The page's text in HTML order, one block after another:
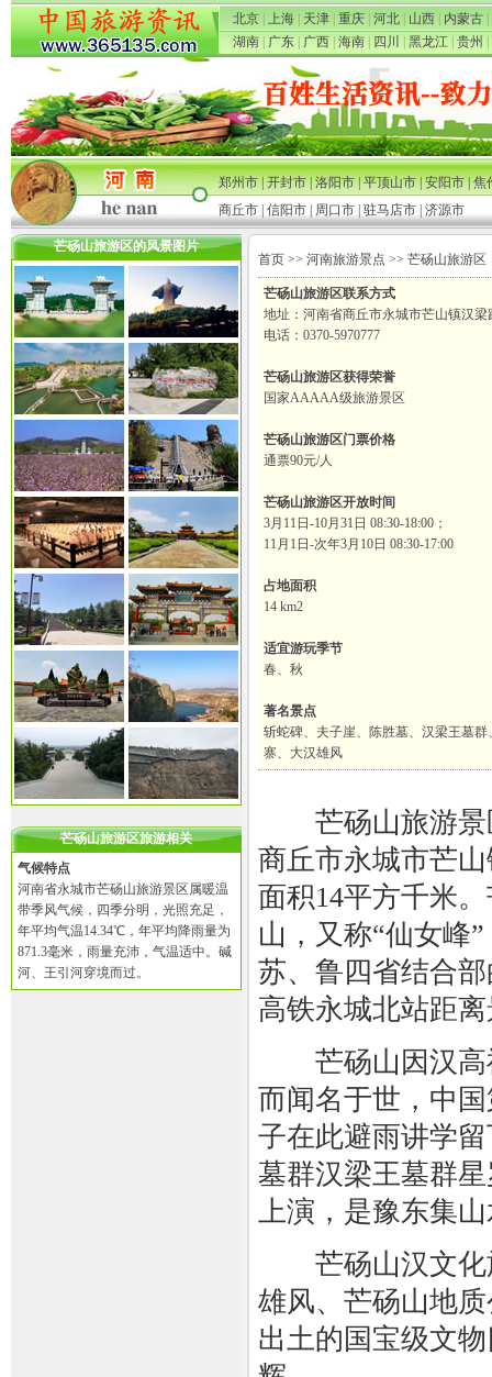
北京 上海 天津 重庆 河北 山西 内蒙古
湖南
广东 广西 海南 四川 黑龙江 贵州
郑州市|开封市|洛阳市|平顶山市|安阳市|焦
商丘市 信阳市 周口市 驻马店市 济源市
芒砀山旅游区的风景图片
芒砀山旅游区旅游相关
气候特点
河南省永城市芒砀山旅游景区属暖温
带季风气候，四季分明，光照充足，
年平均气温14.34℃，年平均降雨量为
871.3毫米，雨量充沛，气温适中。碱
河、王引河穿境而过。
首页 >> 河南旅游景点 >> 芒砀山旅游区
芒砀山旅游区联系方式
地址：河南省商丘市永城市芒山镇汉梁
电话：0370-5970777
芒砀山旅游区获得荣誉
国家AAAAA级旅游景区
芒砀山旅游区门票价格
通票90元/人
芒砀山旅游区开放时间
3月11日-10月31日 08:30-18:00；
11月1日-次年3月10日 08:30-17:00
占地面积
14 km2
适宜游玩季节
春、秋
著名景点
斩蛇碑、夫子崖、陈胜墓、汉梁王墓群
寨、大汉雄风
芒砀山旅游景
商丘市永城市芒
面积14平方千米
山，又称“仙女峰
苏、鲁四省结合
高铁永城北站距
芒砀山因汉高
而闻名于世，中
子在此避雨讲学
墓群汉梁王墓群
上演，是豫东集
芒砀山汉文化
雄风、芒砀山地
出土的国宝级文